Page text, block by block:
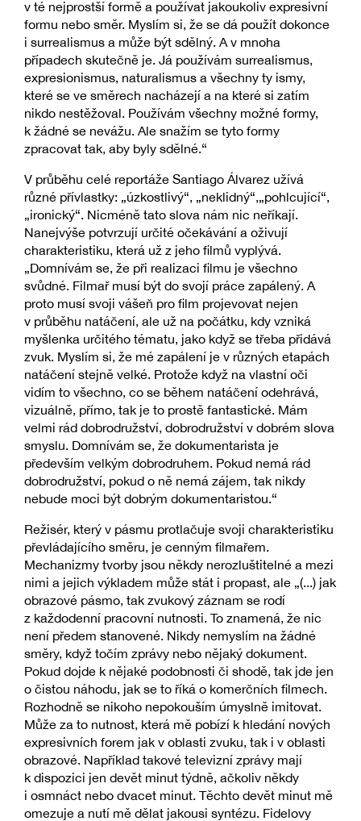
v té nejprostší formě a používat jakoukoliv expresivní
formu nebo směr. Myslím si, že se dá použít dokonce
i surrealismus a může být sdělný. A v mnoha
případech skutečně je. Já používám surrealismus,
expresionismus, naturalismus a všechny ty ismy,
které se ve směrech nacházejí a na které si zatím
nikdo nestěžoval. Používám všechny možné formy,
k žádné se nevážu. Ale snažím se tyto formy
zpracovat tak, aby byly sdělné.“
V průběhu celé reportáže Santiago Álvarez užívá
různé přívlastky: „úzkostlivý“, „neklidný“,„pohlcující“,
„ironický“. Nicméně tato slova nám nic neříkají.
Nanejvýše potvrzují určité očekávání a oživují
charakteristiku, která už z jeho filmů vyplývá.
„Domnívám se, že při realizaci filmu je všechno
svůdné. Filmař musí být do svojí práce zapálený. A
proto musí svoji vášeň pro film projevovat nejen
v průběhu natáčení, ale už na počátku, kdy vzniká
myšlenka určitého tématu, jako když se třeba přidává
zvuk. Myslím si, že mé zapálení je v různých etapách
natáčení stejně velké. Protože když na vlastní oči
vidím to všechno, co se během natáčení odehrává,
vizuálně, přímo, tak je to prostě fantastické. Mám
velmi rád dobrodružství, dobrodružství v dobrém slova
smyslu. Domnívám se, že dokumentarista je
především velkým dobrodruhem. Pokud nemá rád
dobrodružství, pokud o ně nemá zájem, tak nikdy
nebude moci být dobrým dokumentaristou.“
Režisér, který v pásmu protlačuje svoji charakteristiku
převládajícího směru, je cenným filmařem.
Mechanizmy tvorby jsou někdy nerozluštitelné a mezi
nimi a jejich výkladem může stát i propast, ale „(...) jak
obrazové pásmo, tak zvukový záznam se rodí
z každodenní pracovní nutnosti. To znamená, že nic
není předem stanovené. Nikdy nemyslím na žádné
směry, když točím zprávy nebo nějaký dokument.
Pokud dojde k nějaké podobnosti či shodě, tak jde jen
o čistou náhodu, jak se to říká o komerčních filmech.
Rozhodně se nikoho nepokouším úmyslně imitovat.
Může za to nutnost, která mě pobízí k hledání nových
expresivních forem jak v oblasti zvuku, tak i v oblasti
obrazové. Například takové televizní zprávy mají
k dispozici jen devět minut týdně, ačkoliv někdy
i osmnáct nebo dvacet minut. Těchto devět minut mě
omezuje a nutí mě dělat jakousi syntézu. Fidelovy